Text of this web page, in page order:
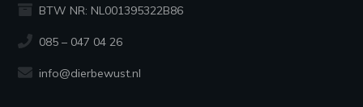
BTW NR: NL001395322B86
085 – 047 04 26
info@dierbewust.nl